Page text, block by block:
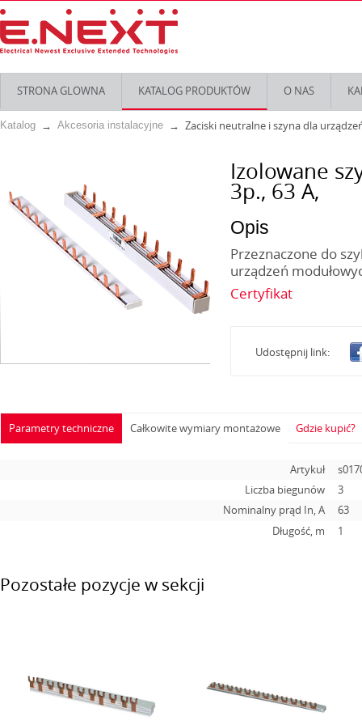
STRONA GLOWNA KATALOG PRODUKTÓW O NAS
Katalog Akcesoria instalacyjne Zaciski neutralne i szyna dla
Izolowane
3p., 63 А,
Opis
Przeznaczone do
urządzeń
Certyfikat
Udostępnij link:
Parametry techniczne
Artykuł
Liczba biegunów
3
Nominalny prąd In, А
63
Długość, m
1
Całkowite wymiary montażowe Gdzie kupić?
Pozostałe pozycje w sekcji